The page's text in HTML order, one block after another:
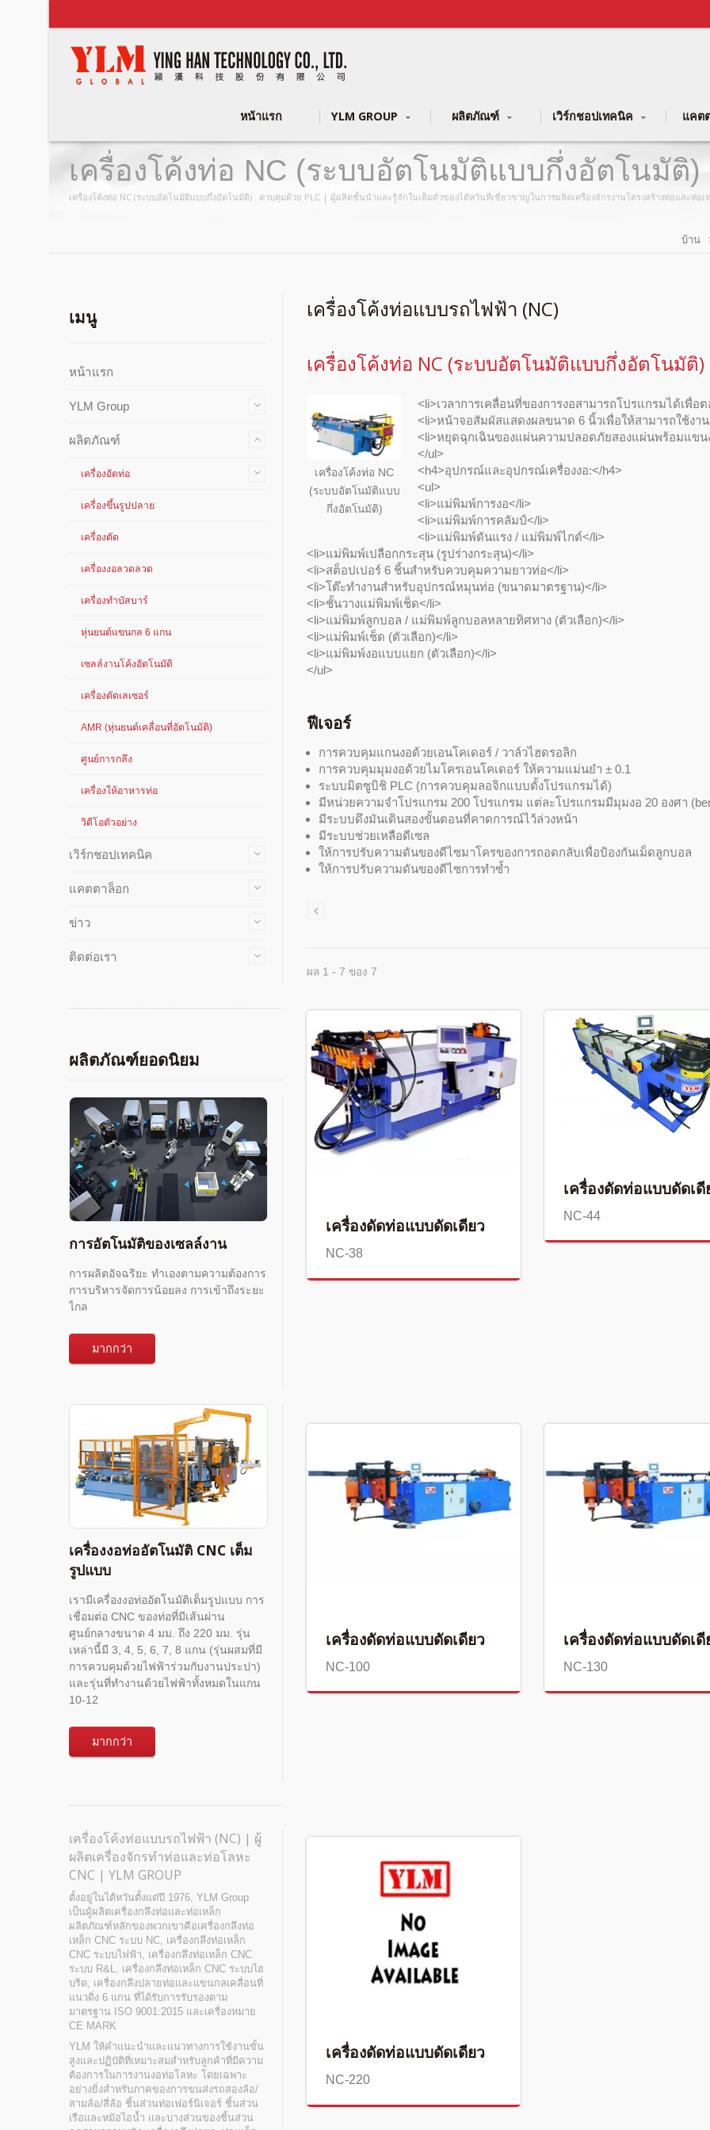
หน้าแรก YLM GROUP ผลิตภัณฑ์ เวิร์กชอปเทคนิค แคต
เครื่องโค้งท่อ NC (ระบบอัตโนมัติแบบกึ่งอัตโนมัติ)
ท่อโลหะ CNC & ท่อ | YLM Group
เครื่องโค้งท่อ NC (ระบบอัตโนมัติแบบกึ่งอัตโนมัติ) : ควบคุมด้วย PLC | ผู้ผลิตชั้นนำและรู้จักในเต็มตัวของไต้หวันที่เชี่ยวชาญในการผลิตเครื่องจักรงานโครงสร้างท่อและท่อเ
บ้าน
เมนู
หน้าแรก
YLM Group
ผลิตภัณฑ์
เครื่องอัดท่อ
เครื่องขึ้นรูปปลาย
เครื่องตัด
เครื่องงอลวดลวด
เครื่องทำบัสบาร์
หุ่นยนต์แขนกล 6 แกน
เซลล์งานโค้งอัตโนมัติ
เครื่องตัดเลเซอร์
AMR (หุ่นยนต์เคลื่อนที่อัตโนมัติ)
ศูนย์การกลึง
เครื่องให้อาหารท่อ
วิดีโอตัวอย่าง
เวิร์กชอปเทคนิค
แคตตาล็อก
ข่าว
ติดต่อเรา
ผลิตภัณฑ์ยอดนิยม
การอัตโนมัติของเซลล์งาน
การผลิตอัจฉริยะ ทำเองตามความต้องการ
การบริหารจัดการน้อยลง การเข้าถึงระยะ
ไกล
มากกว่า
เครื่องงอท่ออัตโนมัติ CNC เต็ม
รูปแบบ
เรามีเครื่องงอท่ออัตโนมัติเต็มรูปแบบ การ
เชื่อมต่อ CNC ของท่อที่มีเส้นผ่าน
ศูนย์กลางขนาด 4 มม. ถึง 220 มม. รุ่น
เหล่านี้มี 3, 4, 5, 6, 7, 8 แกน (รุ่นผสมที่มี
การควบคุมด้วยไฟฟ้าร่วมกับงานประปา)
และรุ่นที่ทำงานด้วยไฟฟ้าทั้งหมดในแกน
10-12
มากกว่า
เครื่องโค้งท่อแบบรถไฟฟ้า (NC) | ผู้
ผลิตเครื่องจักรทำท่อและท่อโลหะ
CNC | YLM GROUP
ตั้งอยู่ในไต้หวันตั้งแต่ปี 1976, YLM Group
เป็นผู้ผลิตเครื่องกลึงท่อและท่อเหล็ก
ผลิตภัณฑ์หลักของพวกเขาคือเครื่องกลึงท่อ
เหล็ก CNC ระบบ NC, เครื่องกลึงท่อเหล็ก
CNC ระบบไฟฟ้า, เครื่องกลึงท่อเหล็ก CNC
ระบบ R&L, เครื่องกลึงท่อเหล็ก CNC ระบบไฮ
บริด, เครื่องกลึงปลายท่อและแขนกลเคลื่อนที่
แนวดิ่ง 6 แกน ที่ได้รับการรับรองตาม
มาตรฐาน ISO 9001:2015 และเครื่องหมาย
CE MARK
YLM ให้คำแนะนำและแนวทางการใช้งานขั้น
สูงและปฏิบัติที่เหมาะสมสำหรับลูกค้าที่มีความ
ต้องการในการงานงอท่อโลหะ โดยเฉพาะ
อย่างยิ่งสำหรับภาคของการขนส่งรถสองล้อ/
สามล้อ/สี่ล้อ ชิ้นส่วนท่อเฟอร์นิเจอร์ ชิ้นส่วน
เรือและหม้อไอน้ำ และบางส่วนของชิ้นส่วน
เครื่องโค้งท่อแบบรถไฟฟ้า (NC)
เครื่องโค้งท่อ NC (ระบบอัตโนมัติแบบกึ่งอัตโนมัติ
เครื่องโค้งท่อ NC
(ระบบอัตโนมัติแบบ
กึ่งอัตโนมัติ)
<li>เวลาการเคลื่อนที่ของการงอสามารถโปรแกรมได้เพื่
<li>หน้าจอสัมผัสแสดงผลขนาด 6 นิ้วเพื่อให้สามารถใช้งาน
<li>หยุดฉุกเฉินของแผ่นความปลอดภัยสองแผ่นพร้อมแขน
</ul>
<h4>อุปกรณ์และอุปกรณ์เครื่องงอ:</h4>
<ul>
<li>แม่พิมพ์การงอ</li>
<li>แม่พิมพ์การคลัมป์</li>
<li>แม่พิมพ์ดันแรง / แม่พิมพ์ไกด์</li>
<li>แม่พิมพ์เปลือกกระสุน (รูปร่างกระสุน)</li>
<li>สต็อปเปอร์ 6 ชิ้นสำหรับควบคุมความยาวท่อ</li>
<li>โต๊ะทำงานสำหรับอุปกรณ์หมุนท่อ (ขนาดมาตรฐาน)</li>
<li>ชั้นวางแม่พิมพ์เช็ด</li>
<li>แม่พิมพ์ลูกบอล / แม่พิมพ์ลูกบอลหลายทิศทาง (ตัวเลือก)</li>
<li>แม่พิมพ์เช็ด (ตัวเลือก)</li>
<li>แม่พิมพ์งอแบบแยก (ตัวเลือก)</li>
</ul>
ฟีเจอร์
การควบคุมแกนงอด้วยเอนโคเดอร์ / วาล์วไฮดรอลิก
การควบคุมมุมงอด้วยไมโครเอนโคเดอร์ ให้ความแม่นยำ ± 0.1
ระบบมิตซูบิชิ PLC (การควบคุมลอจิกแบบตั้งโปรแกรมได้)
มีหน่วยความจำโปรแกรม 200 โปรแกรม แต่ละโปรแกรมมีมุมงอ 20 องศา
มีระบบดึงมันเดินสองขั้นตอนที่คาดการณ์ไว้ล่วงหน้า
มีระบบช่วยเหลือดีเซล
ให้การปรับความดันของดีไซมาโครของการถอดกลับเพื่อป้องกันเม็ดลูกบอล
ให้การปรับความดันของดีไซการทำซ้ำ
ผล 1 - 7 ของ 7
เครื่องดัดท่อแบบดัดเดียว
NC-38
เครื่องดัดท่อแบบดัดเดี
NC-44
เครื่องดัดท่อแบบดัดเดียว
NC-100
เครื่องดัดท่อแบบดัดเดี
NC-130
เครื่องดัดท่อแบบดัดเดียว
NC-220